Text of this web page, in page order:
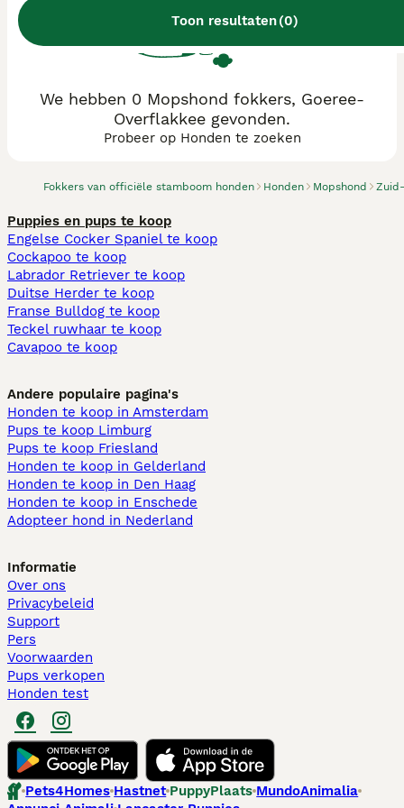
Toon resultaten(0)
Fokkers van officiële stamboom honden Honden Mopshond
We hebben 0 Mopshond fokkers, Goeree-
Overflakkee gevonden.
Probeer op Honden te zoeken
Puppies en pups te koop
Engelse Cocker Spaniel te koop
Cockapoo te koop
Labrador Retriever te koop
Duitse Herder te koop
Franse Bulldog te koop
Teckel ruwhaar te koop
Cavapoo te koop
Andere populaire pagina's
Honden te koop in Amsterdam
Pups te koop Limburg​
Pups te koop Friesland​
Honden te koop in Gelderland
Honden te koop in Den Haag
Honden te koop in Enschede
Adopteer hond in Nederland
Informatie
Over ons
Privacybeleid
Support
Pers
Voorwaarden
Pups verkopen
Honden test
Pets4Homes Hastnet PuppyPlaats MundoAnimalia